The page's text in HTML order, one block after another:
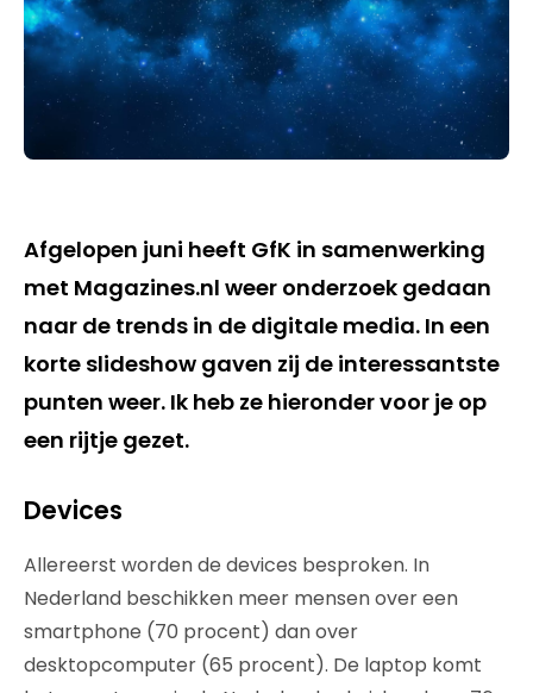
Afgelopen juni heeft GfK in samenwerking
met Magazines.nl weer onderzoek gedaan
naar de trends in de digitale media. In een
korte slideshow gaven zij de interessantste
punten weer. Ik heb ze hieronder voor je op
een rijtje gezet.
Devices
Allereerst worden de devices besproken. In
Nederland beschikken meer mensen over een
smartphone (70 procent) dan over
desktopcomputer (65 procent). De laptop komt